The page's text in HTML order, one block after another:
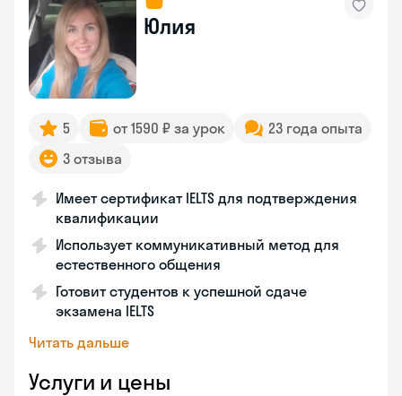
Юлия
5 от 1590 ₽ за урок
23 года опыта
3 отзыва
Имеет сертификат IELTS для подтверждения
квалификации
Использует коммуникативный метод для
естественного общения
Готовит студентов к успешной сдаче
экзамена IELTS
Читать дальше
Услуги и цены